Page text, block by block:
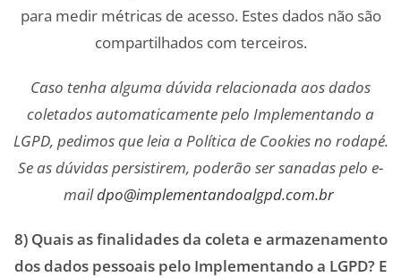
para medir métricas de acesso. Estes dados não são
compartilhados com terceiros.
Caso tenha alguma dúvida relacionada aos dados
coletados automaticamente pelo Implementando a
LGPD, pedimos que leia a Política de Cookies no rodapé.
Se as dúvidas persistirem, poderão ser sanadas pelo e-
maildpo@implementandoalgpd.com.br
8) Quais as finalidades da coleta e armazenamento
dos dados pessoais pelo Implementando a LGPD? E